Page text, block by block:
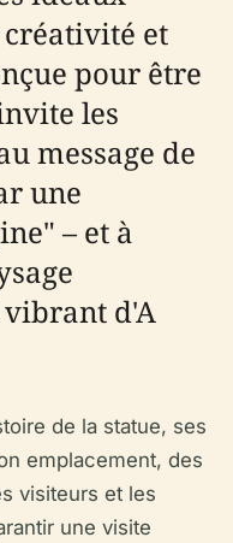
et
pour être
les
message de
une
– et à
d'A
de la statue, ses
emplacement, des
visiteurs et les
une visite